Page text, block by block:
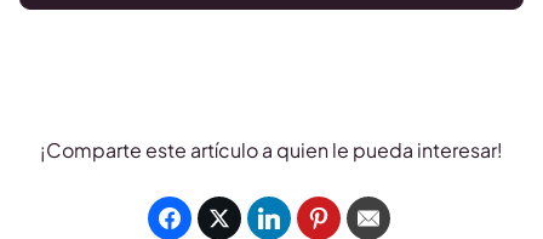
¡Comparte este artículo a quien le pueda interesar!